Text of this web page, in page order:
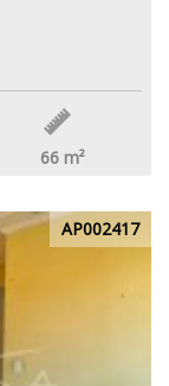
66 m²
AP002417